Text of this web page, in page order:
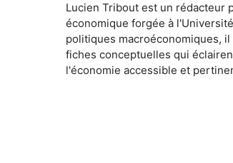
Lucien Tribout est un rédacteur
économique forgée à
politiques macroéconomiques,
fiches conceptuelles qui
l'économie accessible et